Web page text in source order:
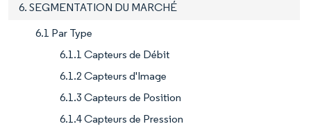
6. SEGMENTATION DU MARCHÉ
6.1 Par Type
6.1.1 Capteurs de Débit
6.1.2 Capteurs d'Image
6.1.3 Capteurs de Position
6.1.4 Capteurs de Pression